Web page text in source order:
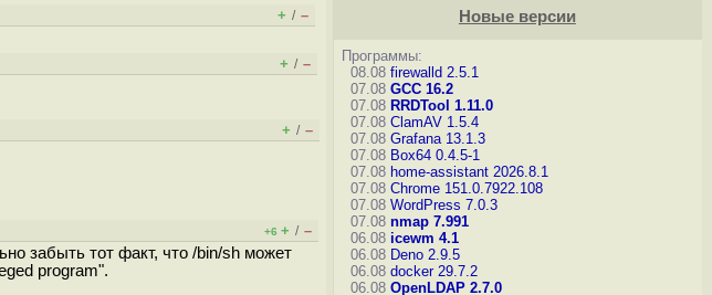
+ / –
+ / –
+ / –
+6 + / –
забыть тот факт, что /bin/sh может
program".
Новые версии
Программы:
08.08 firewalld 2.5.1
07.08 GCC 16.2
07.08 RRDTool 1.11.0
07.08 ClamAV 1.5.4
07.08 Grafana 13.1.3
07.08 Box64 0.4.5-1
07.08 home-assistant 2026.8.1
07.08 Chrome 151.0.7922.108
07.08 WordPress 7.0.3
07.08 nmap 7.991
06.08 icewm 4.1
06.08 Deno 2.9.5
06.08 docker 29.7.2
06.08 OpenLDAP 2.7.0